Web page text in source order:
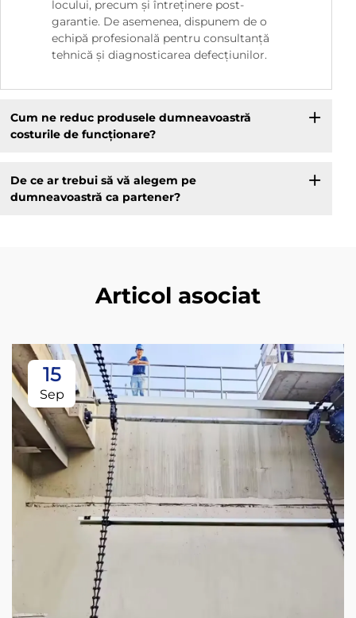
locului, precum și întreținere post-
garantie. De asemenea, dispunem de o
echipă profesională pentru consultanță
tehnică și diagnosticarea defecțiunilor.
Cum ne reduc produsele dumneavoastră
costurile de funcționare?
De ce ar trebui să vă alegem pe
dumneavoastră ca partener?
Articol asociat
15
Sep